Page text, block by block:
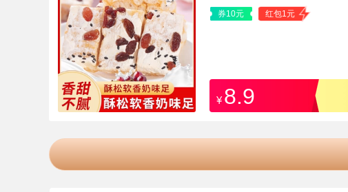
券10元 红包1元
¥ 8.9